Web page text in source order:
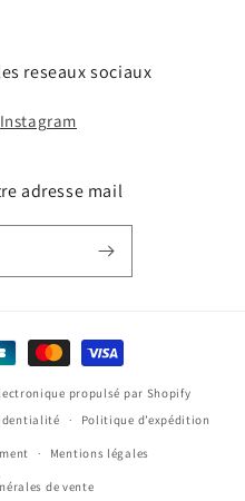
reseaux sociaux
Instagram
adresse mail
propulsé par Shopify
Politique d’expédition
Mentions légales
de vente